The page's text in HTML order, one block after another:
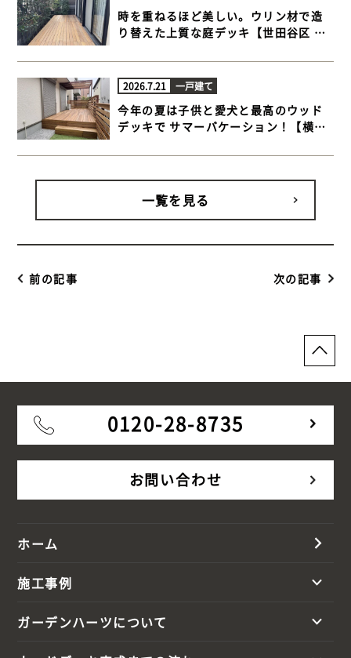
時を重ねるほど美しい。ウリン材で造
り替えた上質な庭デッキ【世田谷区 一
2026.7.21 一戸建て
今年の夏は子供と愛犬と最高のウッド
デッキで サマーバケーション！【横浜
一覧を見る
前の記事 次の記事
0120-28-8735
お問い合わせ
ホーム
施工事例
ガーデンハーツについて